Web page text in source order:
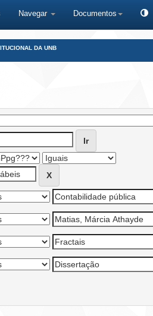
Navegar Documentos
DA UNB